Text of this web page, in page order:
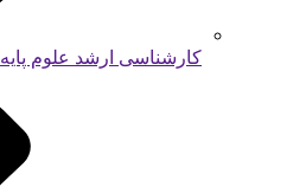
کارشناسی ارشد علوم پایه